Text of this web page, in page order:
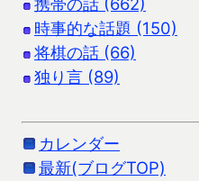
時事的な話題 (150)
将棋の話 (66)
独り言 (89)
カレンダー
最新(ブログTOP)